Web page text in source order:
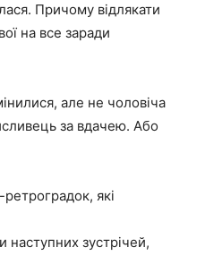
Причому відлякати
на все заради
але не чоловіча
за вдачею. Або
які
зустрічей,